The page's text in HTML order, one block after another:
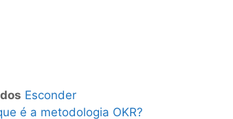
Esconder
é a metodologia OKR?